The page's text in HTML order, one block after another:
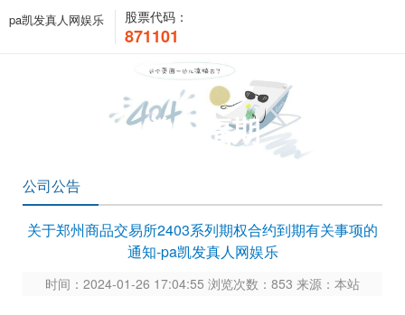
pa凯发真人网娱乐 股票代码：
871101
关于福期
公司公告
关于郑州商品交易所2403系列期权合约到期有关事项的
通知-pa凯发真人网娱乐
时间：2024-01-26 17:04:55 浏览次数：853 来源：本站